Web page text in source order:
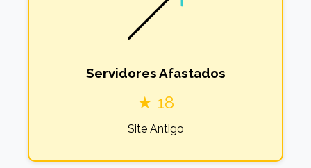
Servidores Afastados
★ 18
Site Antigo